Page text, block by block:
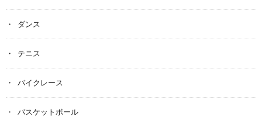
ダンス
テニス
バイクレース
バスケットボール